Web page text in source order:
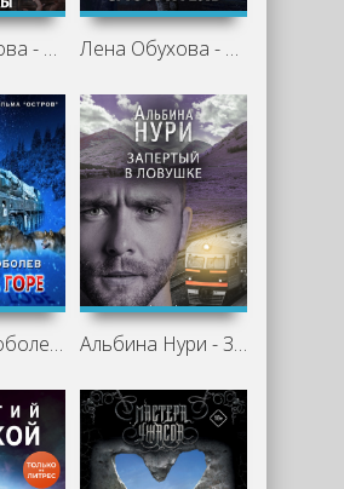
Лена Обухова - Пробуждение куклы Лена Обухова - Ночной смотритель
Дмитрий Соболев - Овраг на горе Альбина Нури - Запертый в ловушке